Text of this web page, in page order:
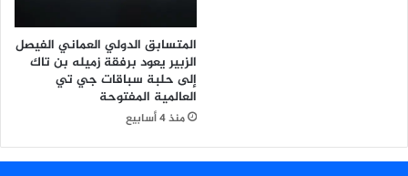
ي
ة
المتسابق الدولي العماني الفيصل
الزبير يعود برفقة زميله بن تاك
إلى حلبة سباقات جي تي
العالمية المفتوحة
منذ 4 أسابيع